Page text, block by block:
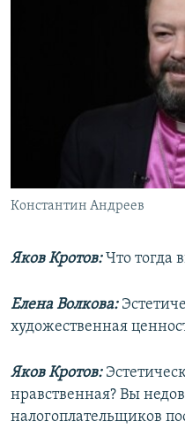
Константин Андреев
Яков Кротов:Что тогда
Елена Волкова:
художественная
Яков Кротов:
нравственная? Вы
налогоплательщиков